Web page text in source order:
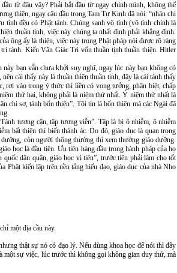
từ đâu vậy? Phải bắt đầu từ ngay chính mình, không thể
thiện, ngay câu đầu trong Tam Tự Kinh đã nói: “nhân chi
tình đều có Phật tánh. Chúng sanh vô tình (vô tình chính là
thuần tịnh, việc này chúng ta nhất định phải khẳng định.
ông ấy là thiện, việc này trong Phật pháp nói được rõ ràng
tánh. Kiến Văn Giác Tri vốn thuần tịnh thuần thiện. Hitler
bạn vẫn chưa khởi suy nghĩ, ngay lúc này bạn không có
cái thấy này là thuần thiện thuần tịnh, đây là cái tánh thấy
rơi vào trong ý thức thì liền có vọng tưởng, phân biệt, chấp
thứ hai, không phải là niệm thứ nhất. Ý niệm thứ nhất là
chi sơ, tánh bổn thiện”. Tôi tin là bổn thiện mà các Ngài đã
tương cận, tập tương viễn”. Tập là bị ô nhiễm, ô nhiễm
bất thiện thì biến thành ác. Do đó, giáo dục là quan trọng
còn người thông thường thì xem thường giáo dưỡng.
học là đầu tiên. Ưu tiên hàng đầu trong hành pháp của họ
dân quân, giáo học vi tiên”, trước tiên phải làm cho tốt
Phật kiến lập trên nền tảng hiếu đạo, giáo dục của nhà Nho
một địa cầu này.
thật sự nó có đạo lý. Nếu dùng khoa học để nói thì đây
một sự việc, lúc trước thì không gọi không gian duy thứ, mà